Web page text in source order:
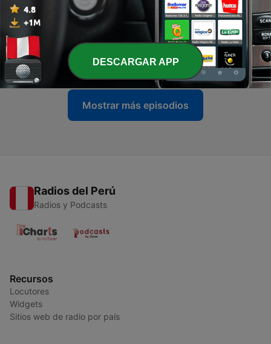
608 - 373. Kristi Himmelsfärdsdag (årg 3)
11 mayo 2026
607 - 372. Söndagen före pingst (årg. 3)
10 mayo 2026
Mostrar más episodios
Radios del Perú
Radios y Podcasts
Recursos
Locutores
Widgets
Sitios web de radio por país
DESCARGAR APP